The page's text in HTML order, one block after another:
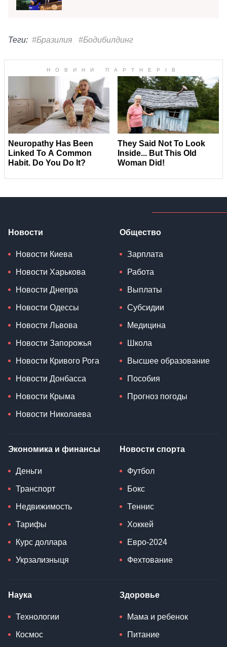
Теги: #Бразилия #Бодибилдинг
Новости
Новости Киева
Новости Харькова
Новости Днепра
Новости Одессы
Новости Львова
Новости Запорожья
Новости Кривого Рога
Новости Донбасса
Новости Крыма
Новости Николаева
Общество
Зарплата
Работа
Выплаты
Субсидии
Медицина
Школа
Высшее образование
Пособия
Прогноз погоды
Экономика и финансы
Деньги
Транспорт
Недвижимость
Тарифы
Курс доллара
Укрзализныця
Новости спорта
Футбол
Бокс
Теннис
Хоккей
Евро-2024
Фехтование
Наука
Технологии
Космос
Здоровье
Мама и ребенок
Питание